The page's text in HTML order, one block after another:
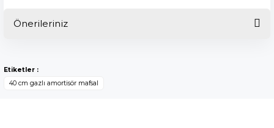
Önerileriniz
kullanarak tarafımıza iletebilirsiniz.
Görüş ve önerileriniz için teşekkür ederiz.
Etiketler :
40 cm gazlı amortisör mafsal